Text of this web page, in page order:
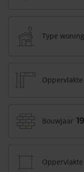
Type woning
Bouwjaar